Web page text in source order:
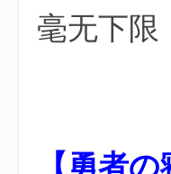
毫无下限
【勇者